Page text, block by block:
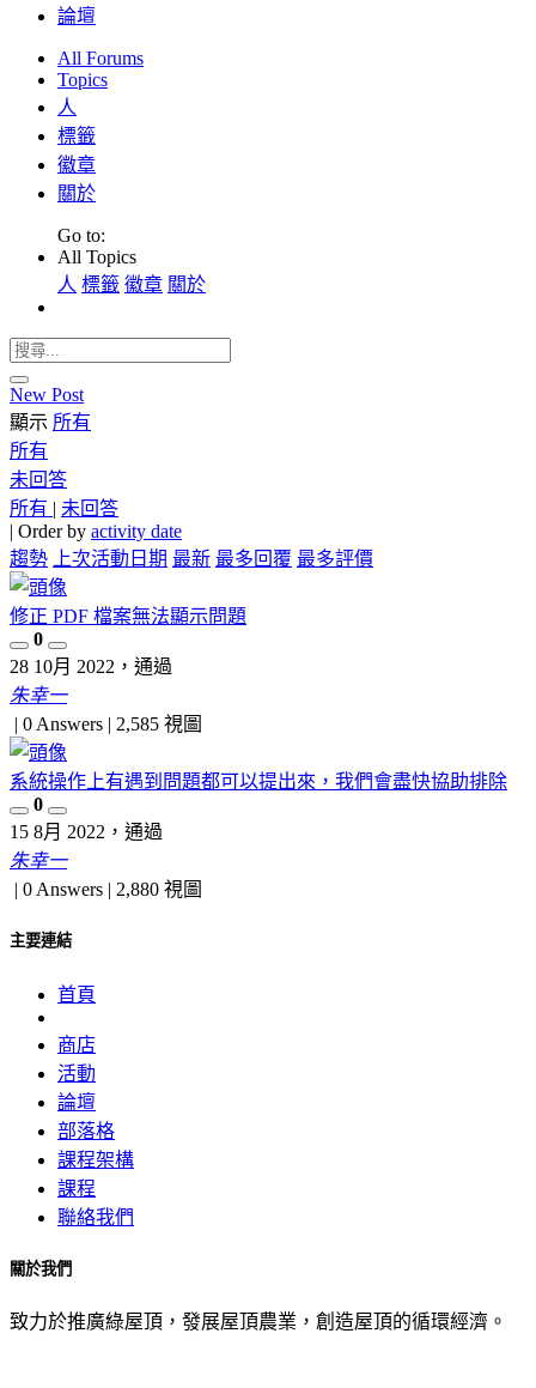
論壇
All Forums
Topics
人
標籤
徽章
關於
Go to:
All Topics
人 標籤 徽章 關於
New Post
顯示 所有
所有
未回答
所有 | 未回答
| Order by activity date
趨勢
上次活動日期 最新 最多回覆 最多評價
修正 PDF 檔案無法顯示問題
0
28 10月 2022 ，通過
朱幸一
| 0 Answers | 2,585 視圖
系統操作上有遇到問題都可以提出來，我們會盡快協助排除
0
15 8月 2022 ，通過
朱幸一
| 0 Answers | 2,880 視圖
主要連結
首頁
商店
活動
論壇
部落格
課程架構
課程
聯絡我們
關於我們
致力於推廣綠屋頂，發展屋頂農業，創造屋頂的循環經濟。